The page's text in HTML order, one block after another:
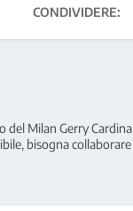
CONDIVIDERE:
del Milan Gerry
bisogna collaborare